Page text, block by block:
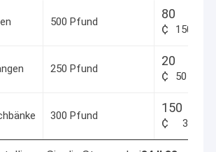
500 Pfund
80
¢
150
250 Pfund
20
¢
50
300 Pfund
150
¢
300